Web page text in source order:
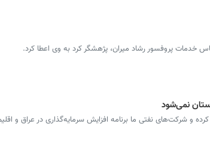
پروفسور رشاد میران، پژهشگر کرد به وی اعطا کرد.
نمی‌شود
شرکت‌های نفتی ما برنامه افزایش سرمایه‌گذاری در عراق و